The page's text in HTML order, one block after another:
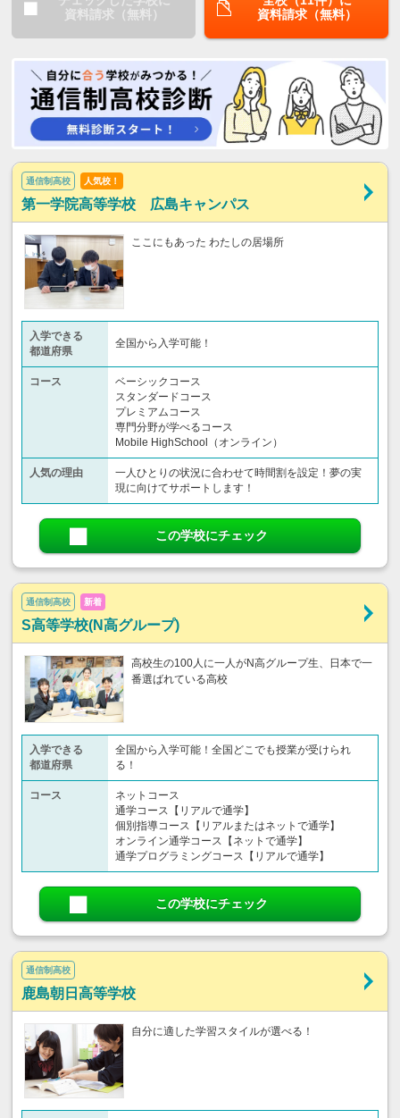
資料請求（無料）
資料請求（無料）
通信制高校 人気校！
第一学院高等学校 広島キャンパス
ここにもあった わたしの居場所
入学できる
都道府県
全国から入学可能！
コース
ベーシックコース
スタンダードコース
プレミアムコース
専門分野が学べるコース
Mobile HighSchool（オンライン）
人気の理由
一人ひとりの状況に合わせて時間割を設定！夢の実
現に向けてサポートします！
この学校にチェック
通信制高校 新着
S高等学校(N高グループ)
高校生の100人に一人がN高グループ生、日本で一
番選ばれている高校
入学できる
都道府県
全国から入学可能！全国どこでも授業が受けられ
る！
コース
ネットコース
通学コース【リアルで通学】
個別指導コース【リアルまたはネットで通学】
オンライン通学コース【ネットで通学】
通学プログラミングコース【リアルで通学】
この学校にチェック
通信制高校
鹿島朝日高等学校
自分に適した学習スタイルが選べる！